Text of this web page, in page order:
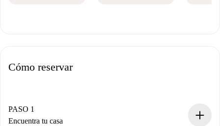
Cómo reservar
PASO 1
Encuentra tu casa